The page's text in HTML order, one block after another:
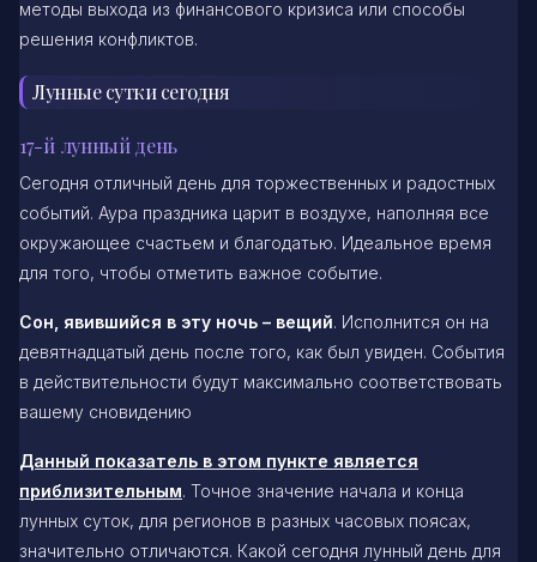
методы выхода из финансового кризиса или способы
решения конфликтов.
Лунные сутки сегодня
17-й лунный день
Сегодня отличный день для торжественных и радостных
событий. Аура праздника царит в воздухе, наполняя все
окружающее счастьем и благодатью. Идеальное время
для того, чтобы отметить важное событие.
Сон, явившийся в эту ночь – вещий. Исполнится он на
девятнадцатый день после того, как был увиден. События
в действительности будут максимально соответствовать
вашему сновидению
Данный показатель в этом пункте является
приблизительным. Точное значение начала и конца
лунных суток, для регионов в разных часовых поясах,
значительно отличаются. Какой сегодня лунный день для